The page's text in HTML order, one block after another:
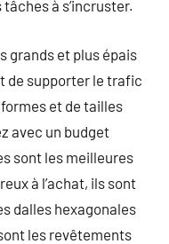
à s’incruster.
grands et plus épais
de supporter le trafic
et de tailles
avec un budget
sont les meilleures
à l’achat, ils sont
dalles hexagonales
les revêtements